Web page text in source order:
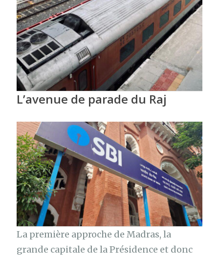
L’avenue de parade du Raj
La première approche de Madras, la
grande capitale de la Présidence et donc